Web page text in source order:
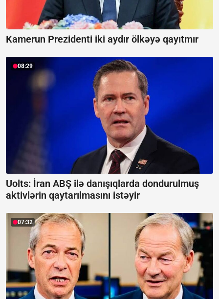
Kamerun Prezidenti iki aydır ölkəyə qayıtmır
08:29
Uolts: İran ABŞ ilə danışıqlarda dondurulmuş
aktivlərin qaytarılmasını istəyir
07:32